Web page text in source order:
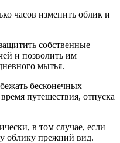
часов изменить облик и
собственные
и позволить им
мытья.
бесконечных
путешествия, отпуска
в том случае, если
облику прежний вид.